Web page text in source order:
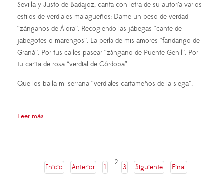
Sevilla y Justo de Badajoz, canta con letra de su autoría varios
estilos de verdiales malagueños: Dame un beso de verdad
“zánganos de Álora”. Recogiendo las jábegas “cante de
jabegotes o marengos”. La perla de mis amores “fandango de
Graná”. Por tus calles pasear “zángano de Puente Genil”. Por
tu carita de rosa “verdial de Córdoba”.
Que los baila mi serrana “verdiales cartameños de la siega”.
Leer más ...
Inicio Anterior 1
2
3 Siguiente
Final